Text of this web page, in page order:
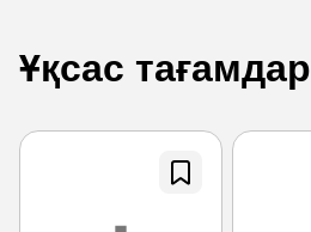
Ұқсас тағамдар